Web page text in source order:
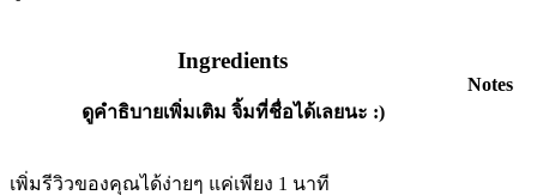
Ingredients
ดูคำธิบายเพิ่มเติม จิ้มที่ชื่อได้เลยนะ :)
Notes
เพิ่มรีวิวของคุณได้ง่ายๆ แค่เพียง 1 นาที